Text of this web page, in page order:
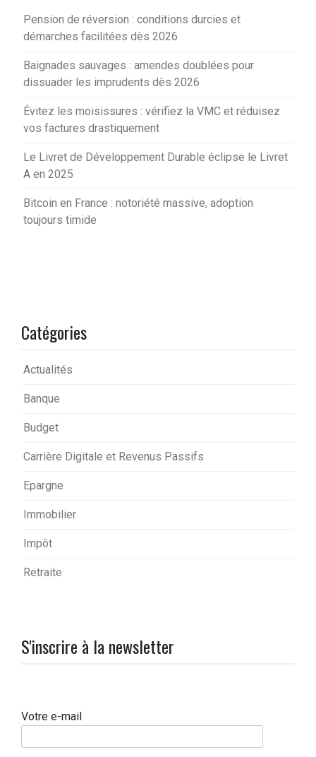
Pension de réversion : conditions durcies et
démarches facilitées dès 2026
Baignades sauvages : amendes doublées pour
dissuader les imprudents dès 2026
Évitez les moisissures : vérifiez la VMC et réduisez
vos factures drastiquement
Le Livret de Développement Durable éclipse le Livret
A en 2025
Bitcoin en France : notoriété massive, adoption
toujours timide
Catégories
Actualités
Banque
Budget
Carrière Digitale et Revenus Passifs
Epargne
Immobilier
Impôt
Retraite
S'inscrire à la newsletter
Votre e-mail